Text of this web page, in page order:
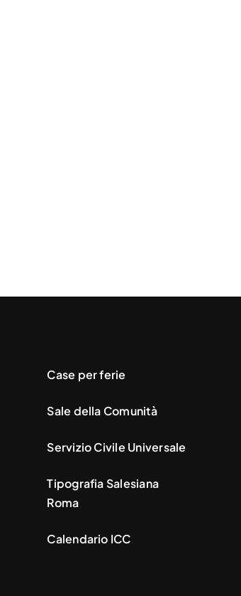
Case per ferie
Sale della Comunità
Servizio Civile Universale
Tipografia Salesiana
Roma
Calendario ICC